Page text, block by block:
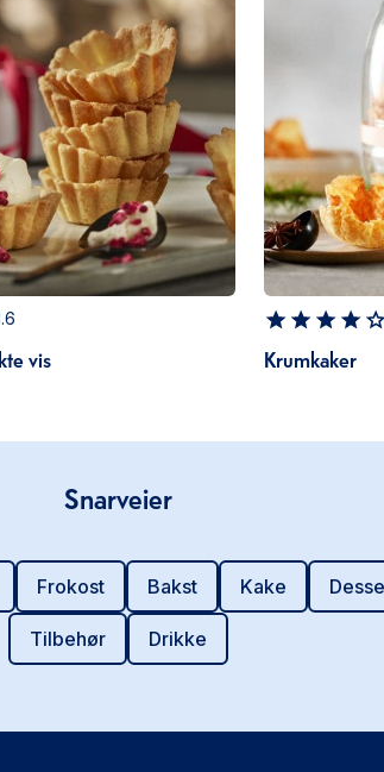
vis Krumkaker
Snarveier
Frokost Bakst Kake
Tilbehør Drikke